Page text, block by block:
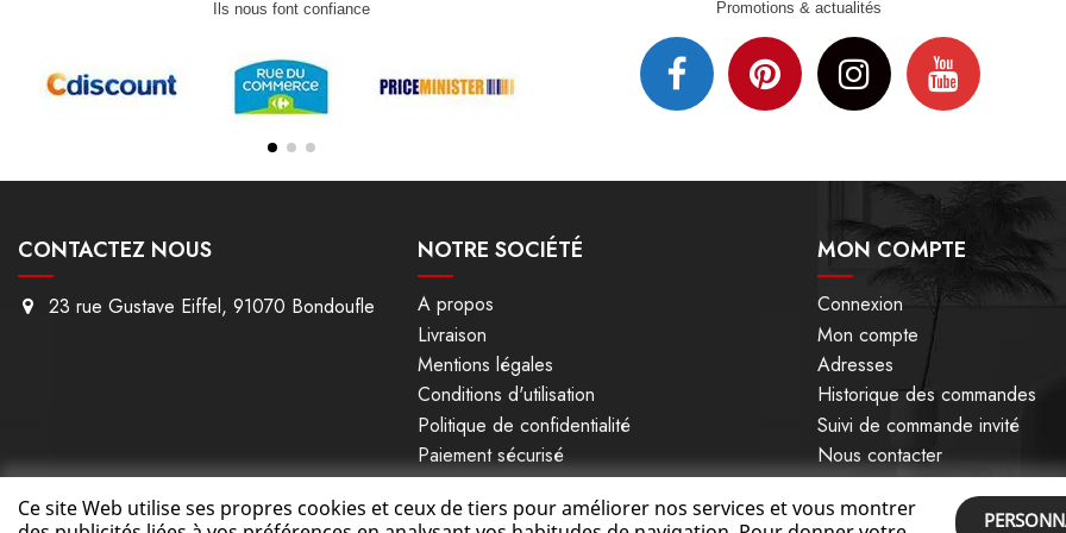
Ils nous font confiance Promotions & actualités
CONTACTEZ NOUS
23 rue Gustave Eiffel, 91070 Bondoufle
NOTRE SOCIÉTÉ
A propos
Livraison
Mentions légales
Conditions d'utilisation
Politique de confidentialité
Paiement sécurisé
Vu sur M6
Plan du site
MON COMPTE
Connexion
Mon compte
Adresses
Historique des commandes
Suivi de commande invité
Nous contacter
Ce site Web utilise ses propres cookies et ceux de tiers pour améliorer nos services et vous montrer